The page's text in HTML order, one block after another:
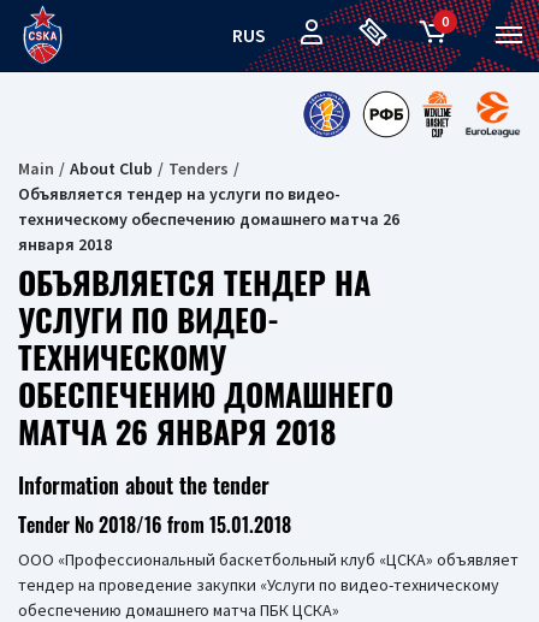
RUS
0
Main About Club
Tenders
Объявляется тендер на услуги по видео-
техническому обеспечению домашнего матча 26
января 2018
ОБЪЯВЛЯЕТСЯ ТЕНДЕР НА
УСЛУГИ ПО ВИДЕО-
ТЕХНИЧЕСКОМУ
ОБЕСПЕЧЕНИЮ ДОМАШНЕГО
МАТЧА 26 ЯНВАРЯ 2018
Information about the tender
Tender № 2018/16 from 15.01.2018
ООО «Профессиональный баскетбольный клуб «ЦСКА» объявляет
тендер на проведение закупки «Услуги по видео-техническому
обеспечению домашнего матча ПБК ЦСКА»